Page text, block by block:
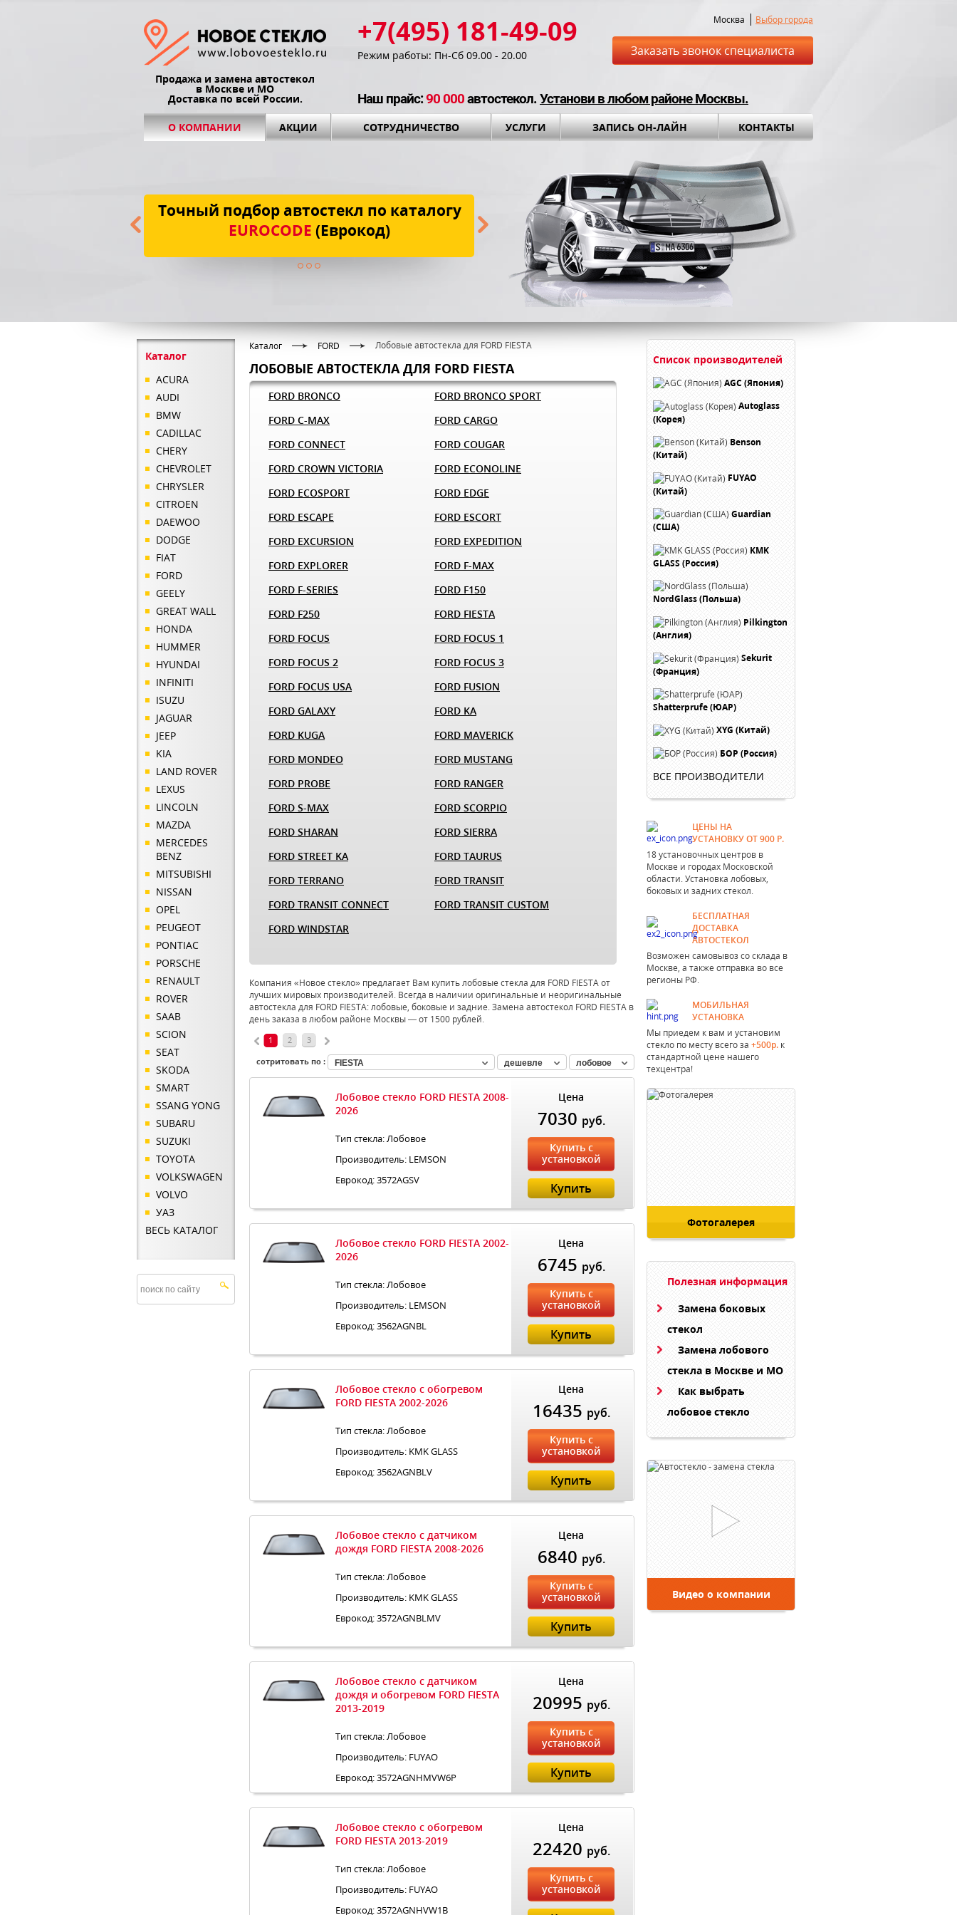
Продажа и замена автостекол
в Москве и МО
Доставка по всей России.
+7(495) 181-49-09
Режим работы: Пн-Сб 09.00 - 20.00
Москва Выбор города
Заказать звонок специалиста
Наш прайс:90 000автостекол.Установи в любом районе Москвы.
О КОМПАНИИ АКЦИИ СОТРУДНИЧЕСТВО УСЛУГИ ЗАПИСЬ ОН-ЛАЙН КОНТАКТЫ
Точный подбор автостекл по каталогу
EUROCODE (Еврокод)
Бесплатная доставка до места
установки и установочный комплект вПОДАРОК!
Каталог
ACURA
AUDI
BMW
CADILLAC
CHERY
CHEVROLET
CHRYSLER
CITROEN
DAEWOO
DODGE
FIAT
FORD
GEELY
GREAT WALL
HONDA
HUMMER
HYUNDAI
INFINITI
ISUZU
JAGUAR
JEEP
KIA
LAND ROVER
LEXUS
LINCOLN
MAZDA
MERCEDES
BENZ
MITSUBISHI
NISSAN
OPEL
PEUGEOT
PONTIAC
PORSCHE
RENAULT
ROVER
SAAB
SCION
SEAT
SKODA
SMART
SSANG YONG
SUBARU
SUZUKI
TOYOTA
VOLKSWAGEN
VOLVO
УАЗ
ВЕСЬ КАТАЛОГ
Каталог FORD Лобовые автостекла для FORD FIESTA
ЛОБОВЫЕ АВТОСТЕКЛА ДЛЯ FORD FIESTA
FORD BRONCO
FORD BRONCO SPORT
FORD C-MAX
FORD CARGO
FORD CONNECT
FORD COUGAR
FORD CROWN VICTORIA
FORD ECONOLINE
FORD ECOSPORT
FORD EDGE
FORD ESCAPE
FORD ESCORT
FORD EXCURSION
FORD EXPEDITION
FORD EXPLORER
FORD F-MAX
FORD F-SERIES
FORD F150
FORD F250
FORD FIESTA
FORD FOCUS
FORD FOCUS 1
FORD FOCUS 2
FORD FOCUS 3
FORD FOCUS USA
FORD FUSION
FORD GALAXY
FORD KA
FORD KUGA
FORD MAVERICK
FORD MONDEO
FORD MUSTANG
FORD PROBE
FORD RANGER
FORD S-MAX
FORD SCORPIO
FORD SHARAN
FORD SIERRA
FORD STREET KA
FORD TAURUS
FORD TERRANO
FORD TRANSIT
FORD TRANSIT CONNECT
FORD TRANSIT CUSTOM
FORD WINDSTAR
Компания «Новое стекло» предлагает Вам купить лобовые стекла для FORD FIESTA от
лучших мировых производителей. Всегда в наличии оригинальные и неоригинальные
автостекла для FORD FIESTA: лобовые, боковые и задние. Замена автостекол FORD FIESTA в
день заказа в любом районе Москвы — от 1500 рублей.
1 2
3
сотритовать по :
FIESTA дешевле лобовое
Лобовое стекло FORD FIESTA 2008-
2026
Тип стекла: Лобовое
Производитель: LEMSON
Еврокод: 3572AGSV
Цена
7030 руб.
Купить с
установкой
Купить
Лобовое стекло FORD FIESTA 2002-
2026
Тип стекла: Лобовое
Производитель: LEMSON
Еврокод: 3562AGNBL
Цена
6745 руб.
Купить с
установкой
Купить
Лобовое стекло с обогревом
FORD FIESTA 2002-2026
Тип стекла: Лобовое
Производитель: KMK GLASS
Еврокод: 3562AGNBLV
Цена
16435 руб.
Купить с
установкой
Купить
Лобовое стекло с датчиком
дождя FORD FIESTA 2008-2026
Тип стекла: Лобовое
Производитель: KMK GLASS
Еврокод: 3572AGNBLMV
Цена
6840 руб.
Купить с
установкой
Купить
Лобовое стекло с датчиком
дождя и обогревом FORD FIESTA
2013-2019
Тип стекла: Лобовое
Производитель: FUYAO
Еврокод: 3572AGNHMVW6P
Цена
20995 руб.
Купить с
установкой
Купить
Лобовое стекло с обогревом
FORD FIESTA 2013-2019
Тип стекла: Лобовое
Производитель: FUYAO
Еврокод: 3572AGNHVW1B
Цена
22420 руб.
Купить с
установкой
Список производителей
AGC (Япония)
Autoglass
(Корея)
Benson
(Китай)
FUYAO
(Китай)
Guardian
(США)
KMK
GLASS (Россия)
NordGlass (Польша)
Pilkington
(Англия)
Sekurit
(Франция)
Shatterprufe (ЮАР)
XYG (Китай)
БОР (Россия)
ВСЕ ПРОИЗВОДИТЕЛИ
ЦЕНЫ НА
УСТАНОВКУ ОТ 900 Р.
18 установочных центров в
Москве и городах Московской
области. Установка лобовых,
боковых и задних стекол.
БЕСПЛАТНАЯ
ДОСТАВКА
АВТОСТЕКОЛ
Возможен самовывоз со склада в
Москве, а также отправка во все
регионы РФ.
МОБИЛЬНАЯ
УСТАНОВКА
Мы приедем к вам и установим
стекло по месту всего за +500р. к
стандартной цене нашего
техцентра!
Фотогалерея
Полезная информация
Замена боковых
стекол
Замена лобового
стекла в Москве и МО
Как выбрать
лобовое стекло
Видео о компании